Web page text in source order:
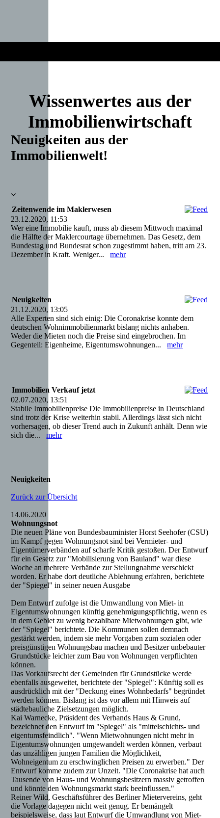
Wissenwertes aus der
Immobilienwirtschaft
Neuigkeiten aus der
Immobilienwelt!
Zeitenwende im Maklerwesen
23.12.2020, 11:53
Wer eine Immobilie kauft, muss ab diesem Mittwoch maximal
die Hälfte der Maklercourtage übernehmen. Das Gesetz, dem
Bundestag und Bundesrat schon zugestimmt haben, tritt am 23.
Dezember in Kraft. Weniger...mehr
Neuigkeiten
21.12.2020, 13:05
Alle Experten sind sich einig: Die Coronakrise konnte dem
deutschen Wohnimmobilienmarkt bislang nichts anhaben.
Weder die Mieten noch die Preise sind eingebrochen. Im
Gegenteil: Eigenheime, Eigentumswohnungen...mehr
Immobilien Verkauf jetzt
02.07.2020, 13:51
Stabile Immobilienpreise Die Immobilienpreise in Deutschland
sind trotz der Krise weiterhin stabil. Allerdings lässt sich nicht
vorhersagen, ob dieser Trend auch in Zukunft anhält. Denn wie
sich die...mehr
Neuigkeiten
Zurück zur Übersicht
14.06.2020
Wohnungsnot
Die neuen Pläne von Bundesbauminister Horst Seehofer (CSU)
im Kampf gegen Wohnungsnot sind bei Vermieter- und
Eigentümerverbänden auf scharfe Kritik gestoßen. Der Entwurf
für ein Gesetz zur "Mobilisierung von Bauland" war diese
Woche an mehrere Verbände zur Stellungnahme verschickt
worden. Er habe dort deutliche Ablehnung erfahren, berichtete
der "Spiegel" in seiner neuen Ausgabe
Dem Entwurf zufolge ist die Umwandlung von Miet- in
Eigentumswohnungen künftig genehmigungspflichtig, wenn es
in dem Gebiet zu wenig bezahlbare Mietwohnungen gibt, wie
der "Spiegel" berichtete. Die Kommunen sollen demnach
gestärkt werden, indem sie mehr Vorgaben zum sozialen oder
preisgünstigen Wohnungsbau machen und Besitzer unbebauter
Grundstücke leichter zum Bau von Wohnungen verpflichten
können.
Das Vorkaufsrecht der Gemeinden für Grundstücke werde
ebenfalls ausgeweitet, berichtete der "Spiegel": Künftig soll es
ausdrücklich mit der "Deckung eines Wohnbedarfs" begründet
werden können. Bislang ist das vor allem mit Hinweis auf
städtebauliche Zielsetzungen möglich.
Kai Warnecke, Präsident des Verbands Haus & Grund,
bezeichnet den Entwurf im "Spiegel" als "mittelschichts- und
eigentumsfeindlich". "Wenn Mietwohnungen nicht mehr in
Eigentumswohnungen umgewandelt werden können, verbaut
das unzähligen jungen Familien die Möglichkeit,
Wohneigentum zu erschwinglichen Preisen zu erwerben." Der
Entwurf komme zudem zur Unzeit. "Die Coronakrise hat auch
Tausende von Haus- und Wohnungsbesitzern massiv getroffen
und könnte den Wohnungsmarkt stark beeinflussen."
Reiner Wild, Geschäftsführer des Berliner Mietervereins, geht
die Vorlage dagegen nicht weit genug. Er bemängelt
beispielsweise, dass laut Entwurf die Umwandlung von Miet-